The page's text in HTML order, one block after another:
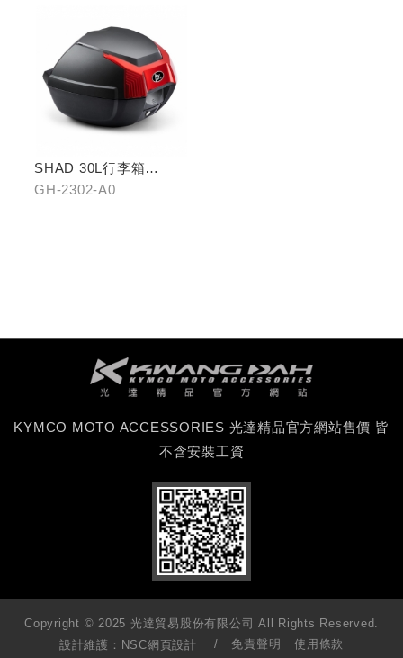
SHAD 30L行李箱
(KYMCO專屬款)
GH-2302-A0
KYMCO MOTO ACCESSORIES 光達精品官方網站售價 皆
不含安裝工資
Copyright © 2025 光達貿易股份有限公司 All Rights Reserved.
設計維護： NSC網頁設計 免責聲明 使用條款